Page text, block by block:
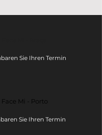
Sie Ihren Termin
Face Mi - Porto
Sie Ihren Termin